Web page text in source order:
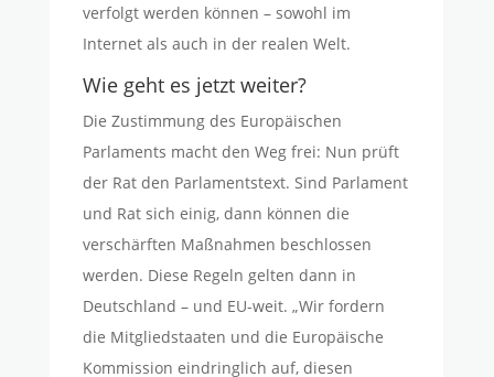
verfolgt werden können – sowohl im
Internet als auch in der realen Welt.
Wie geht es jetzt weiter?
Die Zustimmung des Europäischen
Parlaments macht den Weg frei: Nun prüft
der Rat den Parlamentstext. Sind Parlament
und Rat sich einig, dann können die
verschärften Maßnahmen beschlossen
werden. Diese Regeln gelten dann in
Deutschland – und EU-weit. „Wir fordern
die Mitgliedstaaten und die Europäische
Kommission eindringlich auf, diesen